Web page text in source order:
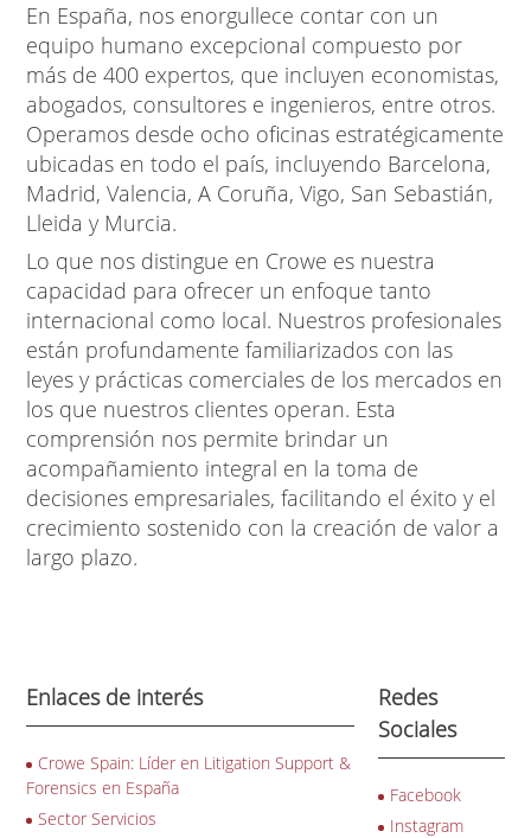
En España, nos enorgullece contar con un
equipo humano excepcional compuesto por
más de 400 expertos, que incluyen economistas,
abogados, consultores e ingenieros, entre otros.
Operamos desde ocho oficinas estratégicamente
ubicadas en todo el país, incluyendo Barcelona,
Madrid, Valencia, A Coruña, Vigo, San Sebastián,
Lleida y Murcia.
Lo que nos distingue en Crowe es nuestra
capacidad para ofrecer un enfoque tanto
internacional como local. Nuestros profesionales
están profundamente familiarizados con las
leyes y prácticas comerciales de los mercados en
los que nuestros clientes operan. Esta
comprensión nos permite brindar un
acompañamiento integral en la toma de
decisiones empresariales, facilitando el éxito y el
crecimiento sostenido con la creación de valor a
largo plazo.
Enlaces de interés
Crowe Spain: Líder en Litigation Support &
Forensics en España
Sector Servicios
Redes
Sociales
Facebook
Instagram